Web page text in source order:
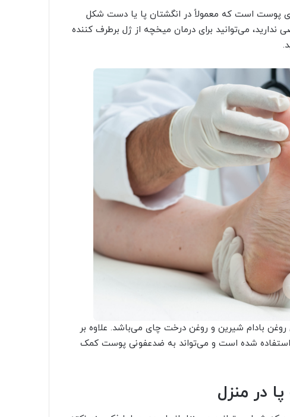
پوست است که معمولاً در انگشتان پا یا دست شکل
می‌توانید برای درمان میخچه از ژل برطرف کننده
بادام شیرین و روغن درخت چای می‌باشد. علاوه بر
استفاده شده است و می‌تواند به ضدعفونی پوست کمک
در منزل